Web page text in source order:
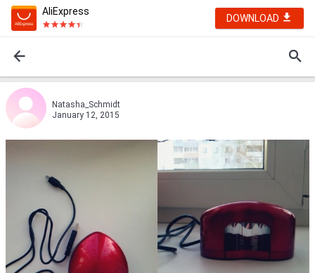
AliExpress
DOWNLOAD
Natasha_Schmidt
January 12, 2015